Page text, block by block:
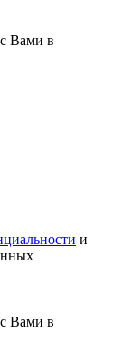
Вами в
и
Вами в